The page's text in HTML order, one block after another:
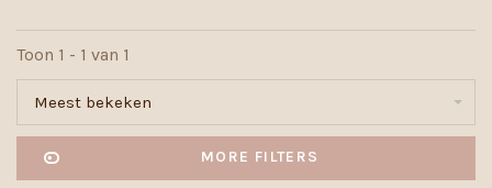
Toon 1 - 1 van 1
Meest bekeken
MORE FILTERS